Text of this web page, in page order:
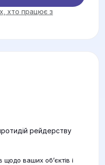
хто працює з
рейдерству
щодо ваших об’єктів і